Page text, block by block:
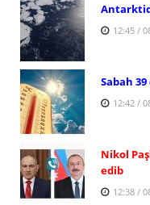
12:45 /
Sabah
12:42 /
Nikol
edib
12:38 /